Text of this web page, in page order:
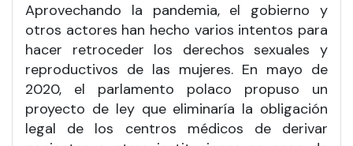
Aprovechando la pandemia, el gobierno y
otros actores han hecho varios intentos para
hacer retroceder los derechos sexuales y
reproductivos de las mujeres. En mayo de
2020, el parlamento polaco propuso un
proyecto de ley que eliminaría la obligación
legal de los centros médicos de derivar